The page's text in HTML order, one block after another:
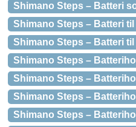
Shimano Steps – Batteri
Shimano Steps – Batteri
Shimano Steps – Batteri
Shimano Steps –
Shimano Steps –
Shimano Steps –
Shimano Steps –